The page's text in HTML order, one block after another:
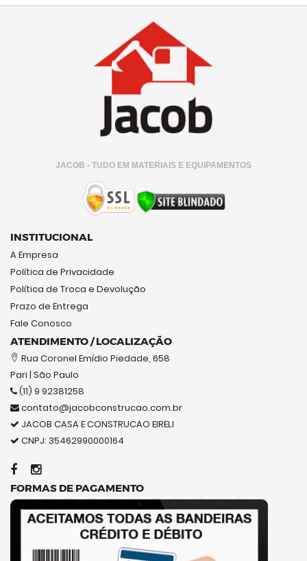
JACOB - TUDO EM MATERIAIS E EQUIPAMENTOS
INSTITUCIONAL
A Empresa
Política de Privacidade
Política de Troca e Devolução
Prazo de Entrega
Fale Conosco
ATENDIMENTO / LOCALIZAÇÃO
Rua Coronel Emídio Piedade, 658
Pari | São Paulo
(11) 9 92381258
contato@jacobconstrucao.com.br
JACOB CASA E CONSTRUCAO EIRELI
CNPJ: 35462990000164
FORMAS DE PAGAMENTO